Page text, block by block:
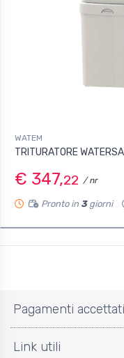
WATEM
TRITURATORE
€ 347,22 / nr
Pronto in 3giorni
Pagamenti accettati
Link utili